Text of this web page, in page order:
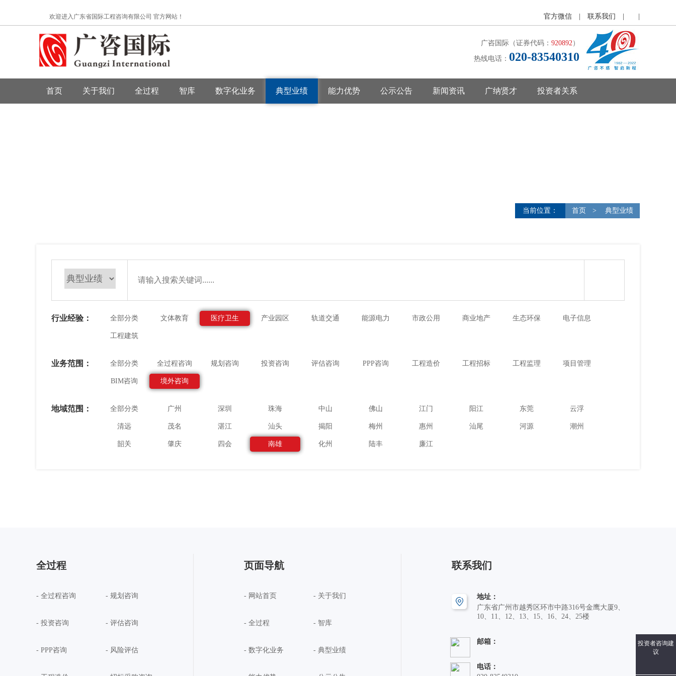
欢迎进入广东省国际工程咨询有限公司 官方网站！ 官方微信 联系我们
广咨国际（证券代码： 920892）
热线电话： 020-83540310
首页 关于我们 全过程 智库 数字化业务 典型业绩 能力优势 公示公告 新闻资讯 广纳贤才 投资者关系
当前位置： 首页 > 典型业绩
行业经验： 全部分类 文体教育 医疗卫生 产业园区 轨道交通 能源电力 市政公用 商业地产 生态环保 电子信息
工程建筑
业务范围： 全部分类 全过程咨询 规划咨询 投资咨询 评估咨询 PPP咨询 工程造价 工程招标 工程监理 项目管理
BIM咨询 境外咨询
地域范围： 全部分类 广州 深圳 珠海 中山 佛山 江门 阳江 东莞 云浮
清远 茂名 湛江 汕头 揭阳 梅州 惠州 汕尾 河源 潮州
韶关 肇庆 四会 南雄 化州 陆丰 廉江
全过程
- 全过程咨询 - 规划咨询
- 投资咨询 - 评估咨询
- PPP咨询 - 风险评估
页面导航
- 网站首页 - 关于我们
- 全过程 - 智库
- 数字化业务 - 典型业绩
联系我们
地址：
广东省广州市越秀区环市中路316号金鹰大厦9、
10、11、12、13、15、16、24、25楼
邮箱：
电话：
投资者咨询建
议